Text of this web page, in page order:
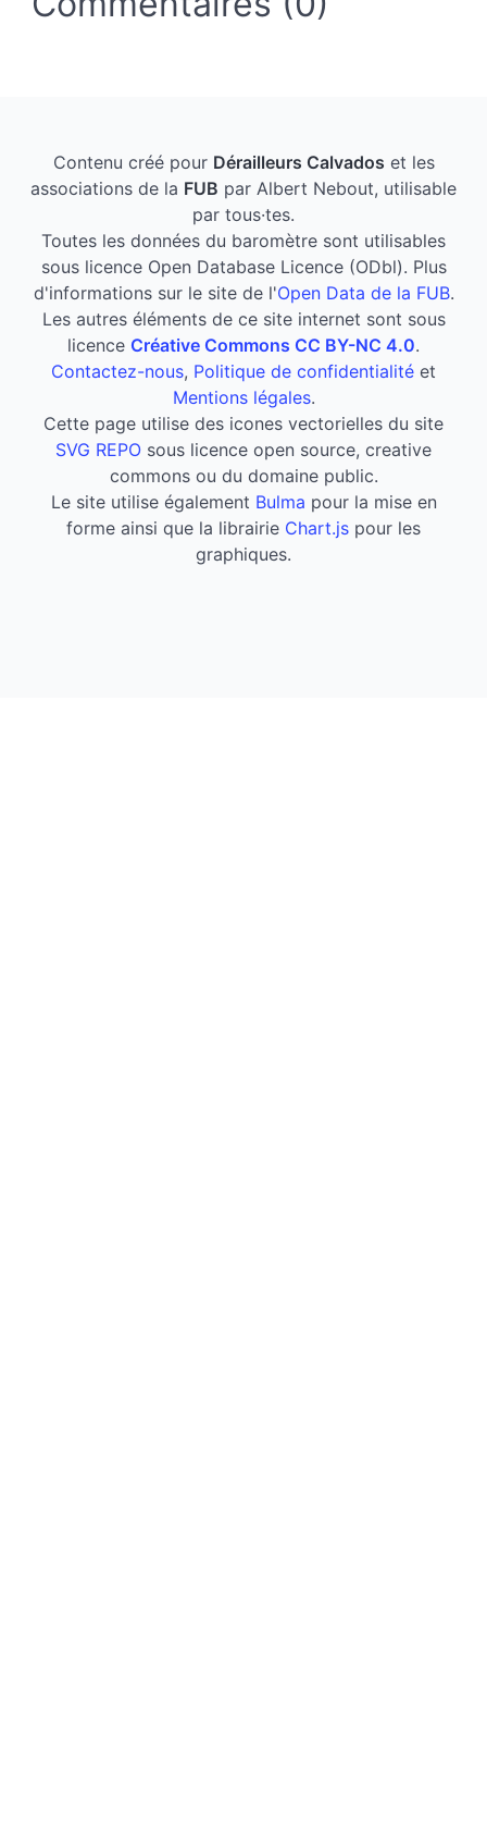
Contenu créé pour Dérailleurs Calvados et les
associations de la FUB par Albert Nebout, utilisable
par tous·tes.
Toutes les données du baromètre sont utilisables
sous licence Open Database Licence (ODbl). Plus
d'informations sur le site de l'Open Data de la FUB.
Les autres éléments de ce site internet sont sous
licence Créative Commons CC BY-NC 4.0.
Contactez-nous, Politique de confidentialité et
Mentions légales.
Cette page utilise des icones vectorielles du site
SVG REPO sous licence open source, creative
commons ou du domaine public.
Le site utilise également Bulma pour la mise en
forme ainsi que la librairie Chart.js pour les
graphiques.